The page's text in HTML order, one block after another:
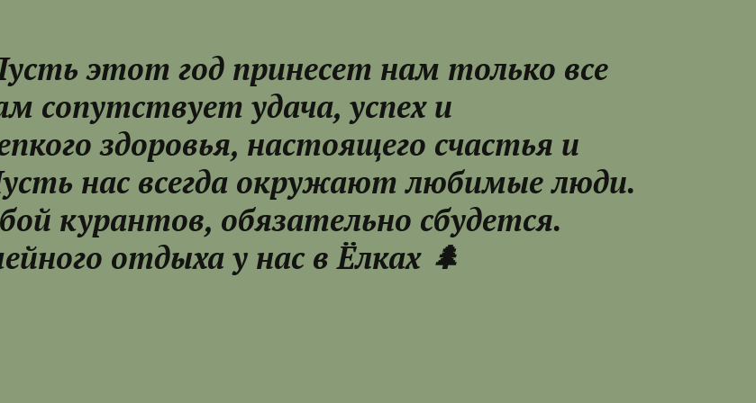
этот год принесет нам только все
сопутствует удача, успех и
здоровья, настоящего счастья и
нас всегда окружают любимые люди.
курантов, обязательно сбудется.
отдыха у нас в Ёлках 🌲